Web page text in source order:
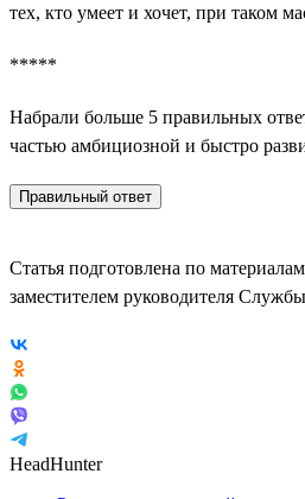
тех, кто умеет и хочет, при таком
*****
Набрали больше 5 правильных
частью амбициозной и быстро
Правильный ответ
Статья подготовлена по
заместителем руководителя
HeadHunter